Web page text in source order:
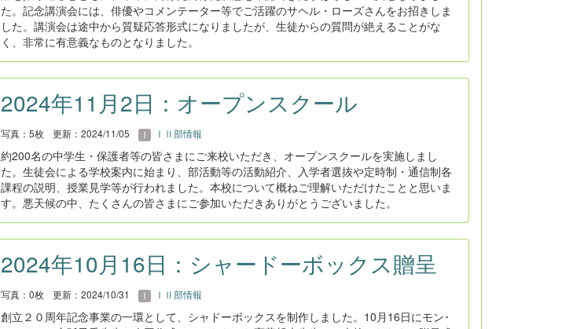
た。記念講演会には、俳優やコメンテーター等でご活躍のサヘル・ローズさんをお招きしま
した。講演会は途中から質疑応答形式になりましたが、生徒からの質問が絶えることがな
く、非常に有意義なものとなりました。
2024年11月2日：オープンスクール
写真：5枚 更新：2024/11/05 ⅠⅡ部情報
約200名の中学生・保護者等の皆さまにご来校いただき、オープンスクールを実施しまし
た。生徒会による学校案内に始まり、部活動等の活動紹介、入学者選抜や定時制・通信制各
課程の説明、授業見学等が行われました。本校について概ねご理解いただけたことと思いま
す。悪天候の中、たくさんの皆さまにご参加いただきありがとうございました。
2024年10月16日：シャードーボックス贈呈
写真：0枚 更新：2024/10/31 ⅠⅡ部情報
創立２０周年記念事業の一環として、シャドーボックスを制作しました。10月16日にモン･